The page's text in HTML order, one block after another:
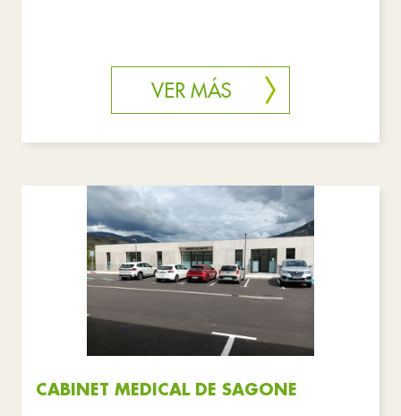
VER MÁS
CABINET MEDICAL DE SAGONE